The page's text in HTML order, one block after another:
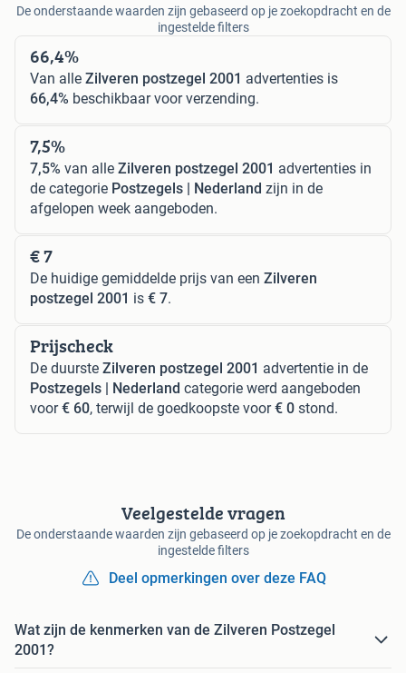
De onderstaande waarden zijn gebaseerd op je zoekopdracht en de
ingestelde filters
66,4%
Van alle Zilveren postzegel 2001 advertenties is
66,4% beschikbaar voor verzending.
7,5%
7,5% van alle Zilveren postzegel 2001 advertenties in
de categorie Postzegels | Nederland zijn in de
afgelopen week aangeboden.
€ 7
De huidige gemiddelde prijs van een Zilveren
postzegel 2001 is € 7.
Prijscheck
De duurste Zilveren postzegel 2001 advertentie in de
Postzegels | Nederland categorie werd aangeboden
voor€ 60, terwijl de goedkoopste voor€ 0 stond.
Veelgestelde vragen
De onderstaande waarden zijn gebaseerd op je zoekopdracht en de
ingestelde filters
Deel opmerkingen over deze FAQ
Wat zijn de kenmerken van de Zilveren Postzegel
2001?